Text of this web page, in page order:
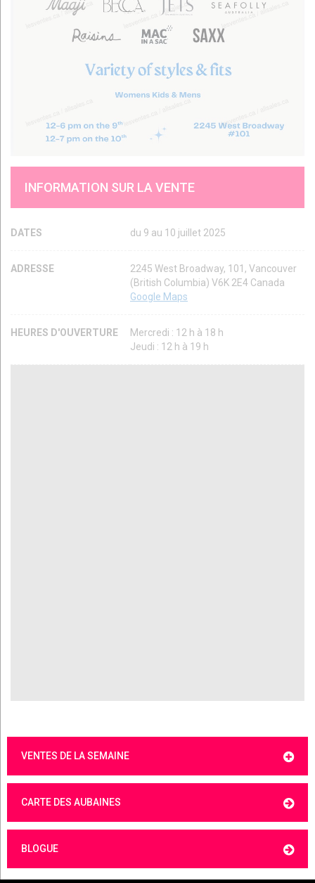
INFORMATION SUR LA VENTE
DATES du 9 au 10 juillet 2025
ADRESSE
2245 West Broadway, 101, Vancouver
(British Columbia) V6K 2E4 Canada
Google Maps
HEURES D'OUVERTURE
Mercredi : 12 h à 18 h
Jeudi : 12 h à 19 h
VENTES DE LA SEMAINE
CARTE DES AUBAINES
BLOGUE